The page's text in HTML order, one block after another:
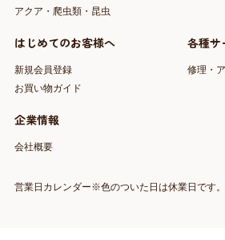
アクア・爬虫類・昆虫
はじめてのお客様へ
新規会員登録
お買い物ガイド
各種サ
修理・
企業情報
会社概要
営業日カレンダー※色のついた日は休業日です。